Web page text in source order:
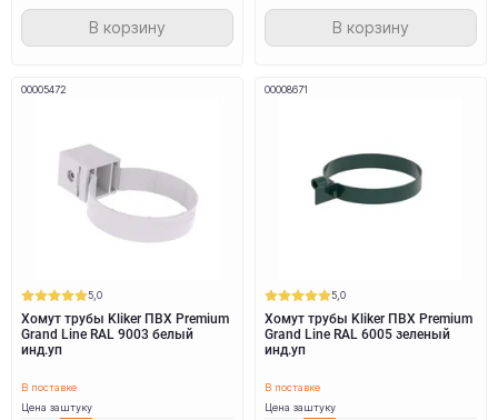
В корзину В корзину
00005472
5,0
Хомут трубы Kliker ПВХ Premium
Grand Line RAL 9003 белый
инд.уп
В поставке
Цена заштуку
00008671
5,0
Хомут трубы Kliker ПВХ Premium
Grand Line RAL 6005 зеленый
инд.уп
В поставке
Цена заштуку